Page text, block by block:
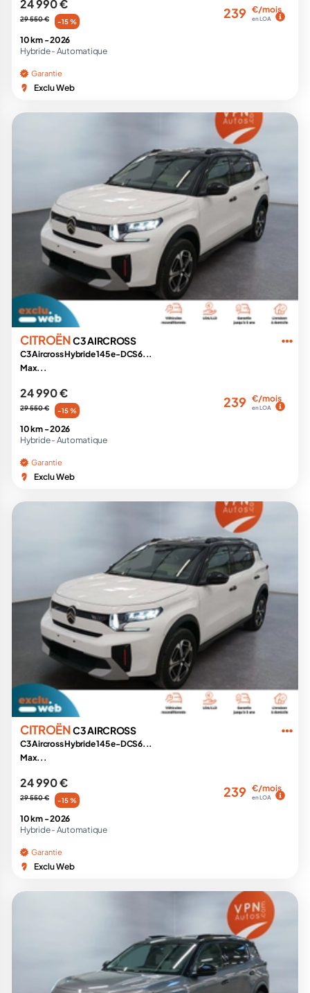
24 990 €
29 550 € -15 %
239 €/mois
en LOA
10 km -2026
Hybride - Automatique
Garantie
Exclu Web
CITROËNC3 AIRCROSS
C3 Aircross Hybride 145 e-DCS6...
Max...
24 990 €
29 550 € -15 %
239 €/mois
en LOA
10 km -2026
Hybride - Automatique
Garantie
Exclu Web
CITROËNC3 AIRCROSS
C3 Aircross Hybride 145 e-DCS6...
Max...
24 990 €
29 550 € -15 %
239 €/mois
en LOA
10 km -2026
Hybride - Automatique
Garantie
Exclu Web